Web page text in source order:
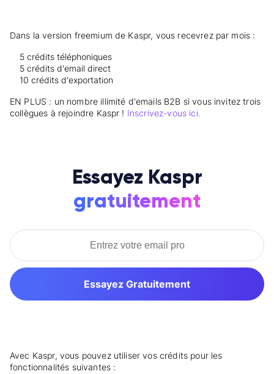
Dans la version freemium de Kaspr, vous recevrez par mois :
5 crédits téléphoniques
5 crédits d'email direct
10 crédits d'exportation
EN PLUS : un nombre illimité d'emails B2B si vous invitez trois
collègues à rejoindre Kaspr ! Inscrivez-vous ici.
Essayez Kaspr
gratuitement
Essayez Gratuitement
Avec Kaspr, vous pouvez utiliser vos crédits pour les
fonctionnalités suivantes :